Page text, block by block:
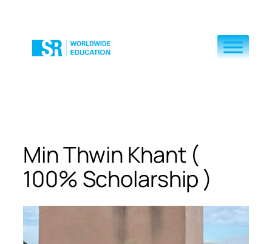
content
Min Thwin Khant (
100% Scholarship )